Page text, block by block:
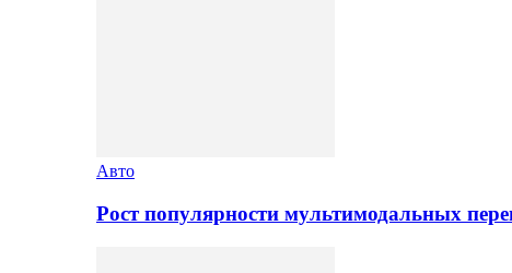
Авто
Рост популярности мультимодальных